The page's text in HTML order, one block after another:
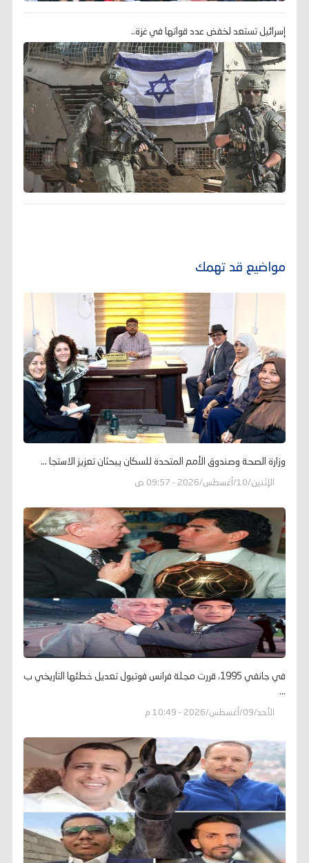
إسرائيل تستعد لخفض عدد قواتها في غزة..
مواضيع قد تهمك
وزارة الصحة وصندوق الأمم المتحدة للسكان يبحثان تعزيز الاستجا ...
الإثنين/10/أغسطس/2026 - 09:57 ص
في جانفي 1995، قررت مجلة فرانس فوتبول تعديل خطئها التاريخي ب
...
الأحد/09/أغسطس/2026 - 10:49 م